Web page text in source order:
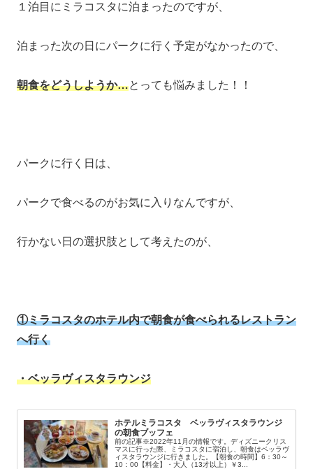
１泊目にミラコスタに泊まったのですが、
泊まった次の日にパークに行く予定がなかったので、
朝食をどうしようか…とっても悩みました！！
パークに行く日は、
パークで食べるのがお気に入りなんですが、
行かない日の選択肢として考えたのが、
①ミラコスタのホテル内で朝食が食べられるレストラン
へ行く
・ベッラヴィスタラウンジ
ホテルミラコスタ ベッラヴィスタラウンジ
の朝食ブッフェ
前の記事※2022年11月の情報です。ディズニークリス
マスに行った際、ミラコスタに宿泊し、朝食はベッラヴ
ィスタラウンジに行きました。【朝食の時間】6：30～
10：00【料金】・大人（13才以上）￥3...